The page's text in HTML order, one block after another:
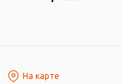
На карте